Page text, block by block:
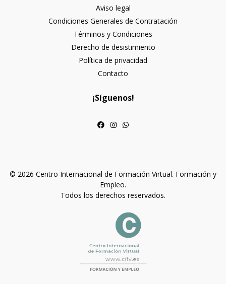
Aviso legal
Condiciones Generales de Contratación
Términos y Condiciones
Derecho de desistimiento
Política de privacidad
Contacto
¡Síguenos!
© 2026 Centro Internacional de Formación Virtual. Formación y
Empleo.
Todos los derechos reservados.